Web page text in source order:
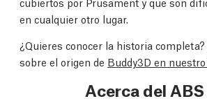
en cualquier otro lugar.
¿Quieres conocer la historia
sobre el origen de Buddy3D en
Acerca del ABS